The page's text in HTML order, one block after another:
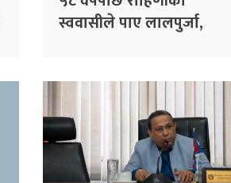
स्ववासीले पाए लालपुर्जा,